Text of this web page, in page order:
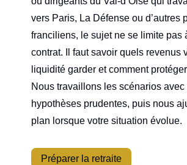
vers Paris, La Défense ou d’autres
franciliens, le sujet ne se limite pas
contrat. Il faut savoir quels revenus
liquidité garder et comment
Nous travaillons les scénarios avec
hypothèses prudentes, puis nous
plan lorsque votre situation évolue.
Préparer la retraite